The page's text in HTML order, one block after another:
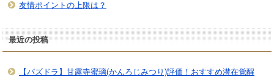
友情ポイントの上限は？
最近の投稿
【パズドラ】甘露寺蜜璃(かんろじみつり)評価！おすすめ潜在覚醒